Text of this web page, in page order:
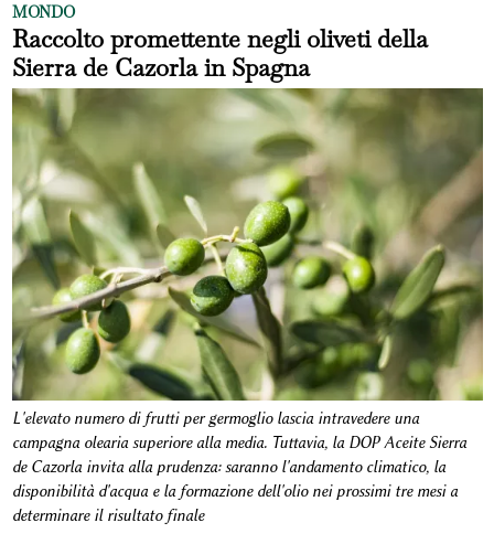
MONDO
Raccolto promettente negli oliveti della
Sierra de Cazorla in Spagna
L'elevato numero di frutti per germoglio lascia intravedere una
campagna olearia superiore alla media. Tuttavia, la DOP Aceite Sierra
de Cazorla invita alla prudenza: saranno l'andamento climatico, la
disponibilità d'acqua e la formazione dell'olio nei prossimi tre mesi a
determinare il risultato finale